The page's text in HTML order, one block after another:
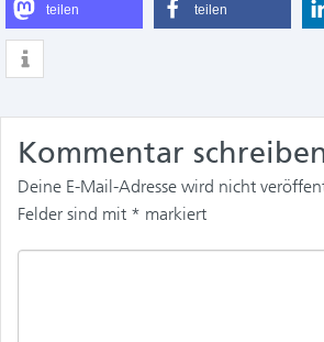
teilen teilen
Kommentar
Deine E-Mail-Adresse wird nicht
Felder sind mit * markiert